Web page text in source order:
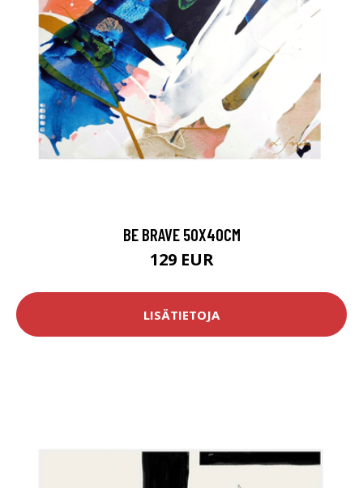
BE BRAVE 50X40CM
129 EUR
LISÄTIETOJA